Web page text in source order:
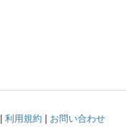
利用規約 お問い合わせ